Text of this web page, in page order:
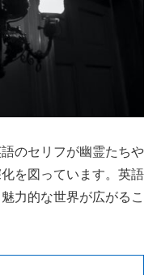
のセリフが幽霊たちや
を図っています。英語
力的な世界が広がるこ